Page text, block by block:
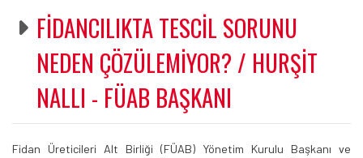
FİDANCILIKTA TESCİL SORUNU
NEDEN ÇÖZÜLEMİYOR? / HURŞİT
NALLI - FÜAB BAŞKANI
Fidan Üreticileri Alt Birliği (FÜAB) Yönetim Kurulu Başkanı ve